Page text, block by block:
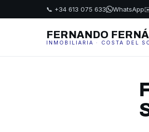
📞 +34 613 075 633 WhatsApp
FERNANDO
INMOBILIARIA · COSTA DEL